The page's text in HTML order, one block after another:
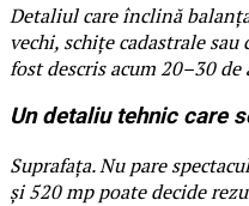
Detaliul care înclină
vechi, schițe cadastrale
fost descris acum 20–30
Un detaliu tehnic care
Suprafața. Nu pare
și 520 mp poate decide